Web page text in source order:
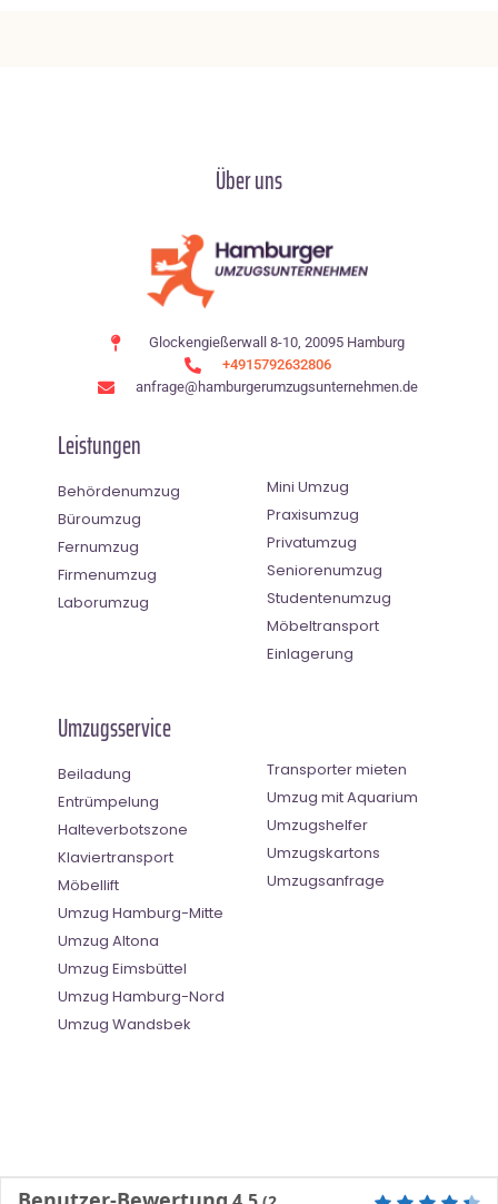
Über uns
Glockengießerwall 8-10, 20095 Hamburg
+4915792632806
anfrage@hamburgerumzugsunternehmen.de
Leistungen
Behördenumzug
Büroumzug
Fernumzug
Firmenumzug
Laborumzug
Mini Umzug
Praxisumzug
Privatumzug
Seniorenumzug
Studentenumzug
Möbeltransport
Einlagerung
Umzugsservice
Beiladung
Entrümpelung
Halteverbotszone
Klaviertransport
Möbellift
Umzug Hamburg-Mitte
Umzug Altona
Umzug Eimsbüttel
Umzug Hamburg-Nord
Umzug Wandsbek
Transporter mieten
Umzug mit Aquarium
Umzugshelfer
Umzugskartons
Umzugsanfrage